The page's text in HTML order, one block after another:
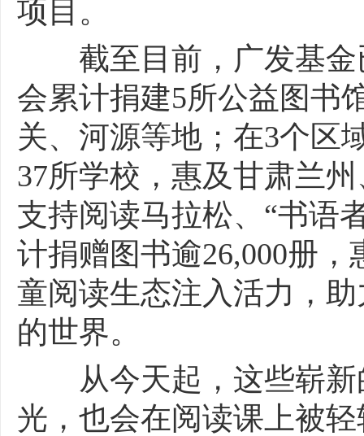
项目。
截至目前，广发基金
会累计捐建5所公益图书
关、河源等地；在3个区
37所学校，惠及甘肃兰
支持阅读马拉松、“书语
计捐赠图书逾26,000册
童阅读生态注入活力，
的世界。
从今天起，这些崭新
光，也会在阅读课上被